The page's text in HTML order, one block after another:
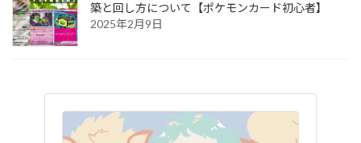
築と回し方について【ポケモンカード初心者】
2025年2月9日